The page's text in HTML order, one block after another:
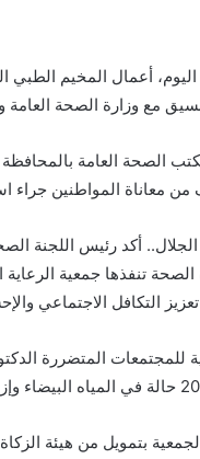
مع وزارة الصحة العامة
الصحة العامة
معاناة المواطنين جراء
أكد رئيس اللجنة
الصحة تنفذها جمعية
التكافل الاجتماعي
للمجتمعات المتضررة
بتمويل من هيئة